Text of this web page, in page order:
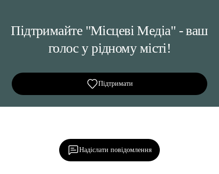
Підтримайте "Місцеві Медіа" - ваш
голос у рідному місті!
Підтримати
Надіслати повідомлення